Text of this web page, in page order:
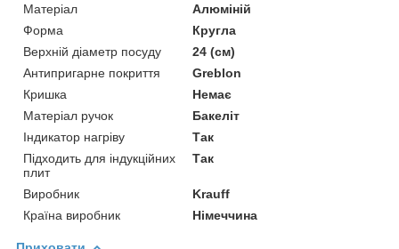
Матеріал
Алюміній
Форма
Кругла
Верхній діаметр посуду
24 (см)
Антипригарне покриття
Greblon
Кришка
Немає
Матеріал ручок
Бакеліт
Індикатор нагріву
Так
Підходить для індукційних
плит
Так
Виробник
Krauff
Країна виробник
Німеччина